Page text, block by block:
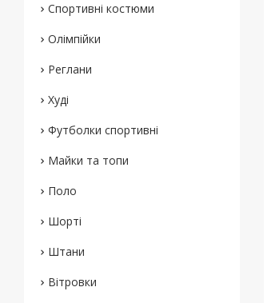
Спортивні костюми
Олімпійки
Реглани
Худі
Футболки спортивні
Майки та топи
Поло
Шорті
Штани
Вітровки